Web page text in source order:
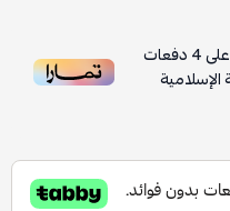
على4دفعات